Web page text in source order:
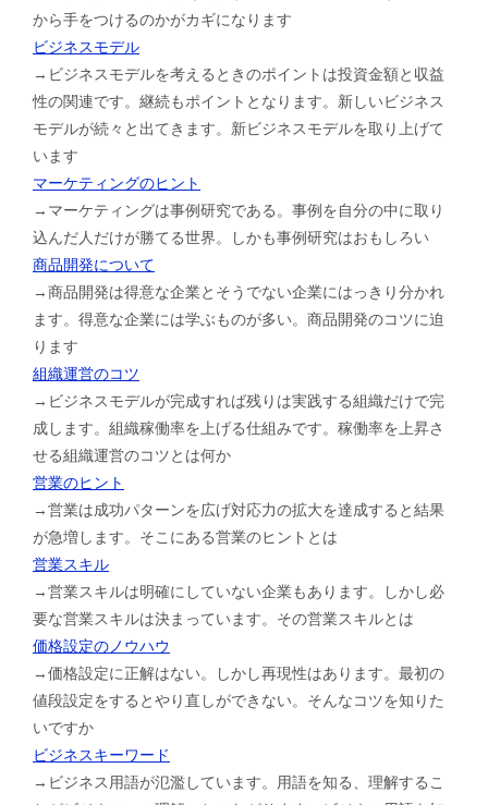
から手をつけるのかがカギになります
ビジネスモデル
→ビジネスモデルを考えるときのポイントは投資金額と収益
性の関連です。継続もポイントとなります。新しいビジネス
モデルが続々と出てきます。新ビジネスモデルを取り上げて
います
マーケティングのヒント
→マーケティングは事例研究である。事例を自分の中に取り
込んだ人だけが勝てる世界。しかも事例研究はおもしろい
商品開発について
→商品開発は得意な企業とそうでない企業にはっきり分かれ
ます。得意な企業には学ぶものが多い。商品開発のコツに迫
ります
組織運営のコツ
→ビジネスモデルが完成すれば残りは実践する組織だけで完
成します。組織稼働率を上げる仕組みです。稼働率を上昇さ
せる組織運営のコツとは何か
営業のヒント
→営業は成功パターンを広げ対応力の拡大を達成すると結果
が急増します。そこにある営業のヒントとは
営業スキル
→営業スキルは明確にしていない企業もあります。しかし必
要な営業スキルは決まっています。その営業スキルとは
価格設定のノウハウ
→価格設定に正解はない。しかし再現性はあります。最初の
値段設定をするとやり直しができない。そんなコツを知りた
いですか
ビジネスキーワード
→ビジネス用語が氾濫しています。用語を知る、理解するこ